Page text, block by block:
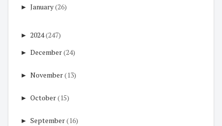
► January(26)
► 2024(247)
► December(24)
► November(13)
► October(15)
► September(16)